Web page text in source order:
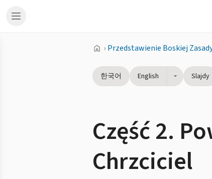
› Przedstawienie Boskiej
한국어 English Slajdy
Część 2.
Chrzciciel